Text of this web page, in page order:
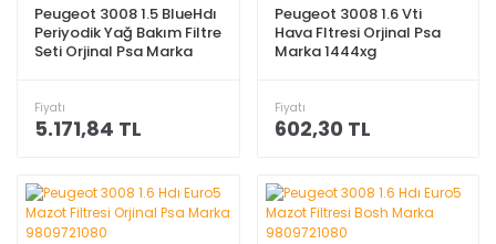
Peugeot 3008 1.5 BlueHdı
Periyodik Yağ Bakım Filtre
Seti Orjinal Psa Marka
Fiyatı
5.171,84 TL
Peugeot 3008 1.6 Vti
Hava Fltresi Orjinal Psa
Marka 1444xg
Fiyatı
602,30 TL